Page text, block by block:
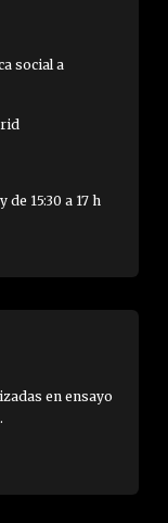
social a
15:30 a 17 h
en ensayo